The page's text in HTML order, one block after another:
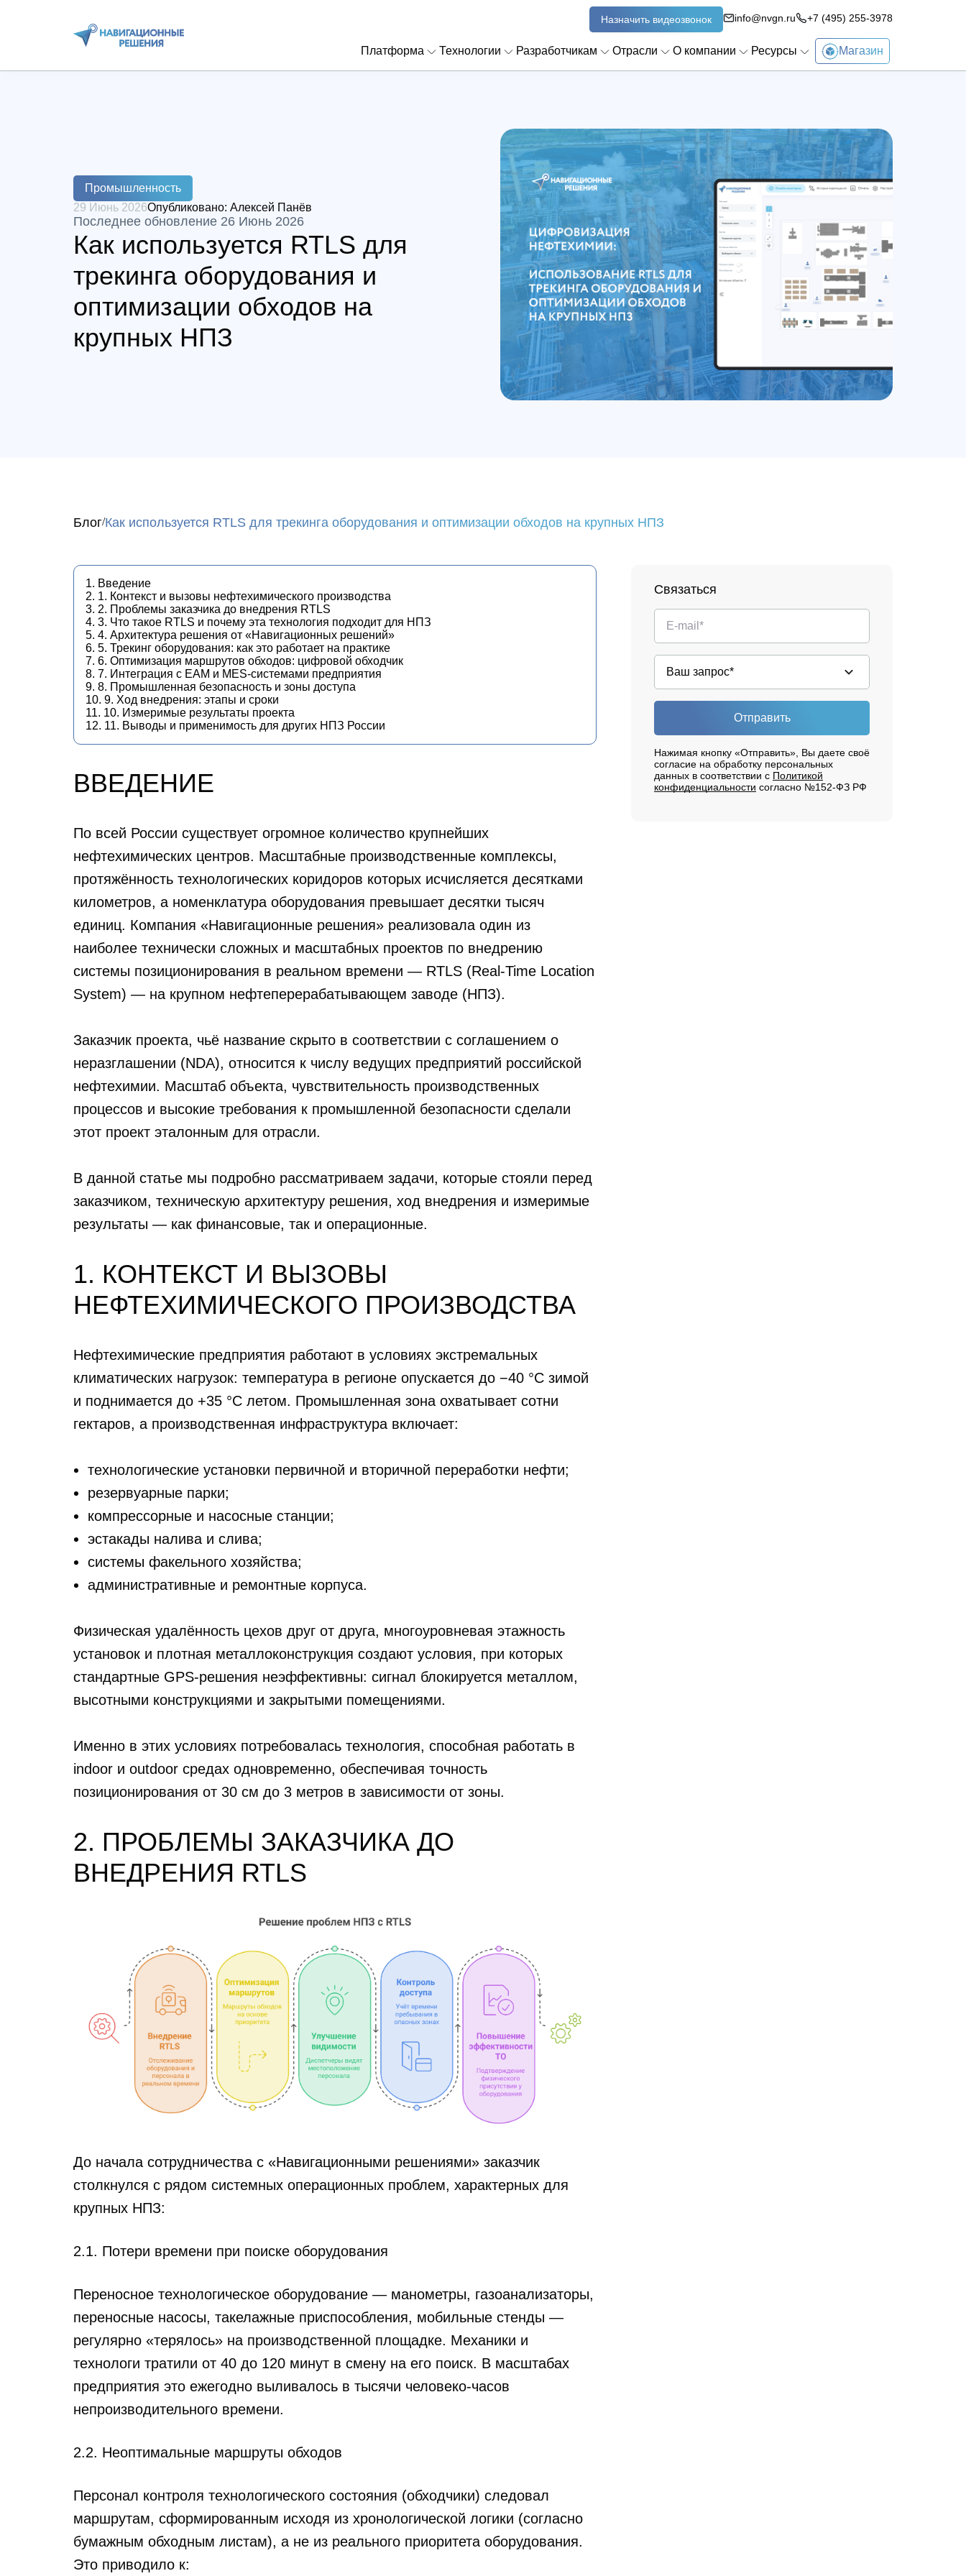
Назначить видеозвонок info@nvgn.ru +7 (495) 255-3978
Платформа Технологии Разработчикам Отрасли О компании Ресурсы Магазин
Промышленность
29 Июнь 2026Опубликовано: Алексей Панёв
Последнее обновление 26 Июнь 2026
Как используется RTLS для
трекинга оборудования и
оптимизации обходов на
крупных НПЗ
Блог Как используется RTLS для трекинга оборудования и оптимизации обходов на крупных НПЗ
1. Введение
2. 1. Контекст и вызовы нефтехимического производства
3. 2. Проблемы заказчика до внедрения RTLS
4. 3. Что такое RTLS и почему эта технология подходит для НПЗ
5. 4. Архитектура решения от «Навигационных решений»
6. 5. Трекинг оборудования: как это работает на практике
7. 6. Оптимизация маршрутов обходов: цифровой обходчик
8. 7. Интеграция с EAM и MES-системами предприятия
9. 8. Промышленная безопасность и зоны доступа
10. 9. Ход внедрения: этапы и сроки
11. 10. Измеримые результаты проекта
12. 11. Выводы и применимость для других НПЗ России
ВВЕДЕНИЕ
По всей России существует огромное количество крупнейших
нефтехимических центров. Масштабные производственные комплексы,
протяжённость технологических коридоров которых исчисляется десятками
километров, а номенклатура оборудования превышает десятки тысяч
единиц. Компания «Навигационные решения» реализовала один из
наиболее технически сложных и масштабных проектов по внедрению
системы позиционирования в реальном времени — RTLS (Real-Time Location
System) — на крупном нефтеперерабатывающем заводе (НПЗ).
Заказчик проекта, чьё название скрыто в соответствии с соглашением о
неразглашении (NDA), относится к числу ведущих предприятий российской
нефтехимии. Масштаб объекта, чувствительность производственных
процессов и высокие требования к промышленной безопасности сделали
этот проект эталонным для отрасли.
В данной статье мы подробно рассматриваем задачи, которые стояли перед
заказчиком, техническую архитектуру решения, ход внедрения и измеримые
результаты — как финансовые, так и операционные.
1. КОНТЕКСТ И ВЫЗОВЫ
НЕФТЕХИМИЧЕСКОГО ПРОИЗВОДСТВА
Нефтехимические предприятия работают в условиях экстремальных
климатических нагрузок: температура в регионе опускается до −40 °C зимой
и поднимается до +35 °C летом. Промышленная зона охватывает сотни
гектаров, а производственная инфраструктура включает:
технологические установки первичной и вторичной переработки нефти;
резервуарные парки;
компрессорные и насосные станции;
эстакады налива и слива;
системы факельного хозяйства;
административные и ремонтные корпуса.
Физическая удалённость цехов друг от друга, многоуровневая этажность
установок и плотная металлоконструкция создают условия, при которых
стандартные GPS-решения неэффективны: сигнал блокируется металлом,
высотными конструкциями и закрытыми помещениями.
Именно в этих условиях потребовалась технология, способная работать в
indoor и outdoor средах одновременно, обеспечивая точность
позиционирования от 30 см до 3 метров в зависимости от зоны.
2. ПРОБЛЕМЫ ЗАКАЗЧИКА ДО
ВНЕДРЕНИЯ RTLS
До начала сотрудничества с «Навигационными решениями» заказчик
столкнулся с рядом системных операционных проблем, характерных для
крупных НПЗ:
2.1. Потери времени при поиске оборудования
Переносное технологическое оборудование — манометры, газоанализаторы,
переносные насосы, такелажные приспособления, мобильные стенды —
регулярно «терялось» на производственной площадке. Механики и
технологи тратили от 40 до 120 минут в смену на его поиск. В масштабах
предприятия это ежегодно выливалось в тысячи человеко-часов
непроизводительного времени.
2.2. Неоптимальные маршруты обходов
Персонал контроля технологического состояния (обходчики) следовал
маршрутам, сформированным исходя из хронологической логики (согласно
бумажным обходным листам), а не из реального приоритета оборудования.
Это приводило к:
Связаться
Отправить
Нажимая кнопку «Отправить», Вы даете своё
согласие на обработку персональных
данных в соответствии с Политикой
конфиденциальности согласно №152-ФЗ РФ